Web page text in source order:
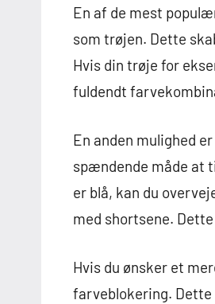
En af de mest
som trøjen. Dette
Hvis din trøje for
fuldendt
En anden mulighed
spændende måde at
er blå, kan du
med shortsene.
Hvis du ønsker et
farveblokering.